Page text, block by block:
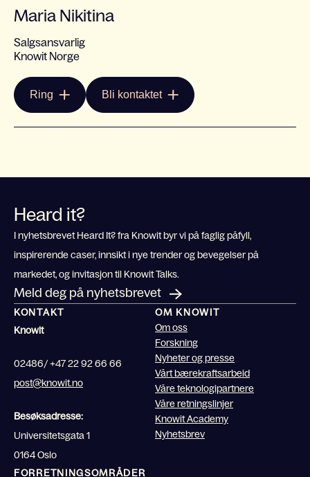
Maria Nikitina
Salgsansvarlig
Knowit Norge
Ring Bli kontaktet
Heard it?
I nyhetsbrevet Heard It? fra Knowit byr vi på faglig påfyll,
inspirerende caser, innsikt i nye trender og bevegelser på
markedet, og invitasjon til Knowit Talks.
Meld deg på nyhetsbrevet
KONTAKT
Knowit
02486/ +47 22 92 66 66
post@knowit.no
Besøksadresse:
Universitetsgata 1
0164 Oslo
OM KNOWIT
Om oss
Forskning
Nyheter og presse
Vårt bærekraftsarbeid
Våre teknologipartnere
Våre retningslinjer
Knowit Academy
Nyhetsbrev
FORRETNINGSOMRÅDER